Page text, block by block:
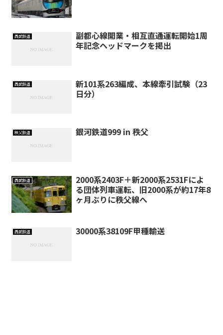
西武鉄道
副都心線開業・相互直通運転開始1周
年記念ヘッドマークを掲出
西武鉄道
新101系263編成、本線牽引試験（23
日分）
秩父鉄道 銀河鉄道999 in 秩父
西武鉄道
2000系2403F＋新2000系2531Fによ
る団体列車運転、旧2000系が約17年8
ヶ月ぶりに秩父線へ
西武鉄道 30000系38109F甲種輸送